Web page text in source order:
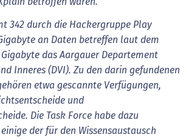
342 durch die Hackergruppe Play
an Daten betreffen laut dem
das Aargauer Departement
Inneres (DVI). Zu den darin gefundenen
etwa gescannte Verfügungen,
und
Die Task Force habe dazu
der für den Wissensaustausch